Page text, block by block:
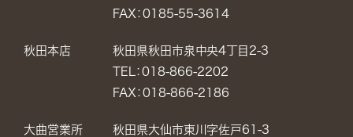
FAX：0185-55-3614
秋田本店
秋田県秋田市泉中央4丁目2-3
TEL：018-866-2202
FAX：018-866-2186
大曲営業所
秋田県大仙市東川字佐戸61-3